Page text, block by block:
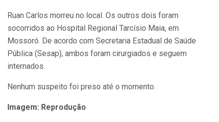
Ruan Carlos morreu no local. Os outros dois foram
socorridos ao Hospital Regional Tarcísio Maia, em
Mossoró. De acordo com Secretaria Estadual de Saúde
Pública (Sesap), ambos foram cirurgiados e seguem
internados.
Nenhum suspeito foi preso até o momento.
Imagem: Reprodução